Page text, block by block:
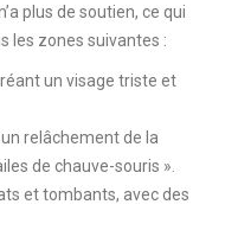
plus de soutien, ce qui
les zones suivantes :
un visage triste et
relâchement de la
de chauve-souris ».
et tombants, avec des